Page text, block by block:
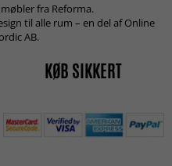
fra Reforma.
til alle rum – en del af Online
AB.
KØB SIKKERT